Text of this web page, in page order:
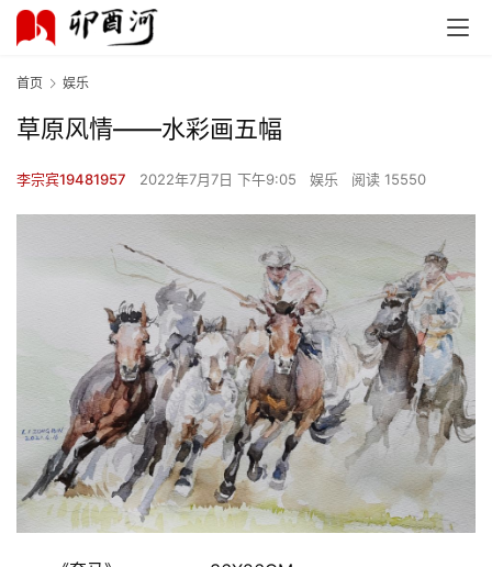
首页 娱乐
草原风情——水彩画五幅
李宗宾19481957 2022年7月7日 下午9:05 娱乐 阅读 15550